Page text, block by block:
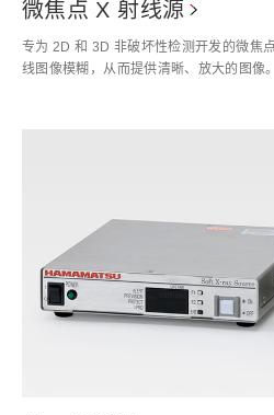
微焦点 X 射线源
专为 2D 和 3D 非破坏性检测开发的微焦
线图像模糊，从而提供清晰、放大的图像。